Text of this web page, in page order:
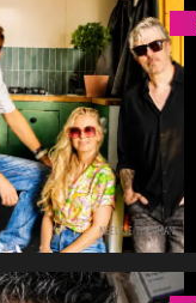
NEELTJE TUYNMAN